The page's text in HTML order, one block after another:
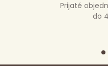
Prijaté
do